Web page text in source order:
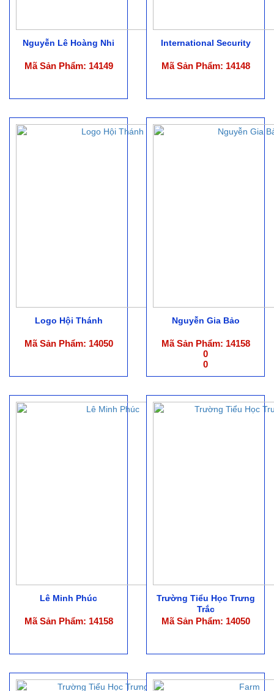
Nguyễn Lê Hoàng Nhi
Mã Sản Phẩm: 14149
International Security
Mã Sản Phẩm: 14148
Logo Hội Thánh
Mã Sản Phẩm: 14050
Nguyễn Gia Bảo
Mã Sản Phẩm: 14158
0
0
Lê Minh Phúc
Mã Sản Phẩm: 14158
Trường Tiểu Học Trưng
Trắc
Mã Sản Phẩm: 14050